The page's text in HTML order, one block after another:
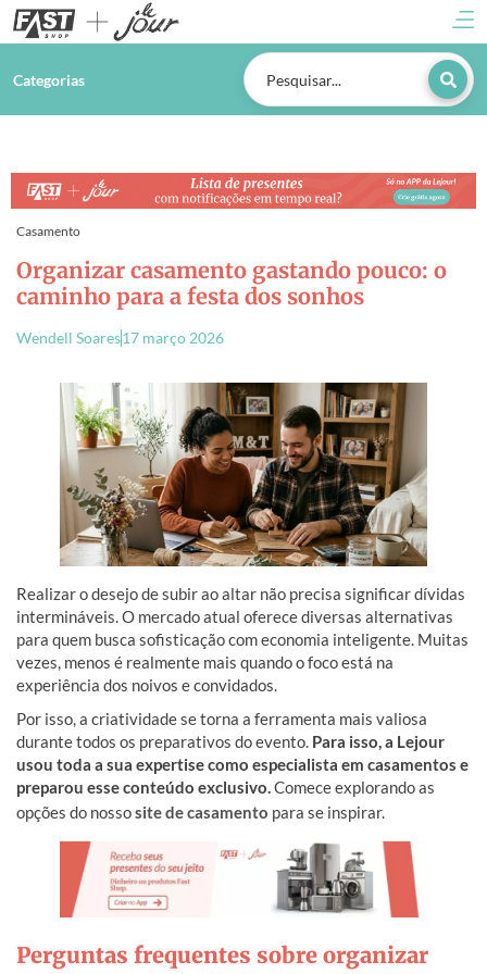
Categorias
Casamento
Organizar casamento gastando pouco: o
caminho para a festa dos sonhos
Wendell Soares17 março 2026
Realizar o desejo de subir ao altar não precisa significar dívidas
intermináveis. O mercado atual oferece diversas alternativas
para quem busca sofisticação com economia inteligente. Muitas
vezes, menos é realmente mais quando o foco está na
experiência dos noivos e convidados.
Por isso, a criatividade se torna a ferramenta mais valiosa
durante todos os preparativos do evento. Para isso, a Lejour
usou toda a sua expertise como especialista em casamentos e
preparou esse conteúdo exclusivo.Comece explorando as
opções do nossosite de casamento para se inspirar.
Perguntas frequentes sobre organizar